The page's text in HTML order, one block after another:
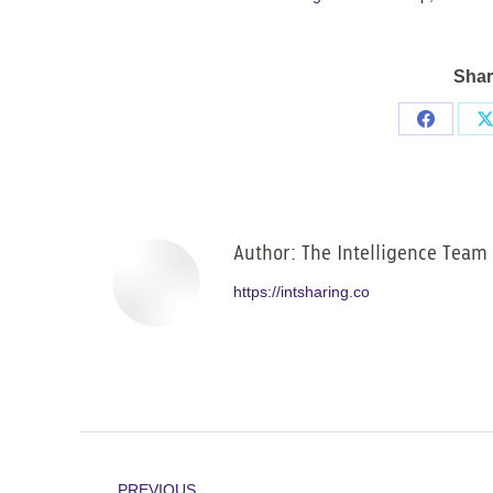
Share
Author: The Intelligence Team
https://intsharing.co
PREVIOUS